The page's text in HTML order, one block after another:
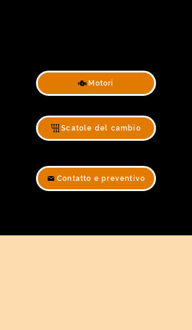
Motori
Scatole del cambio
Contatto e preventivo